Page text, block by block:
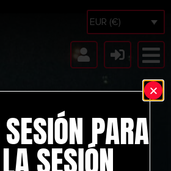
EUR (€)
PARA
SESIÓN